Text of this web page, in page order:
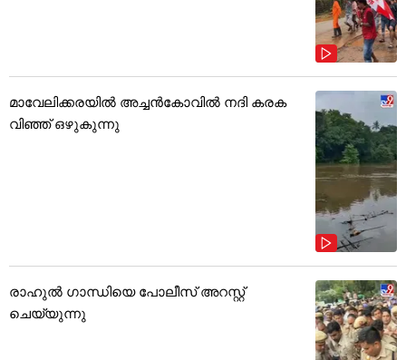
മാവേലിക്കരയിൽ അച്ചൻകോവിൽ നദി കരക
വിഞ്ഞ് ഒഴുകുന്നു
രാഹുൽ ഗാന്ധിയെ പോലീസ് അറസ്റ്റ്
ചെയ്യുന്നു